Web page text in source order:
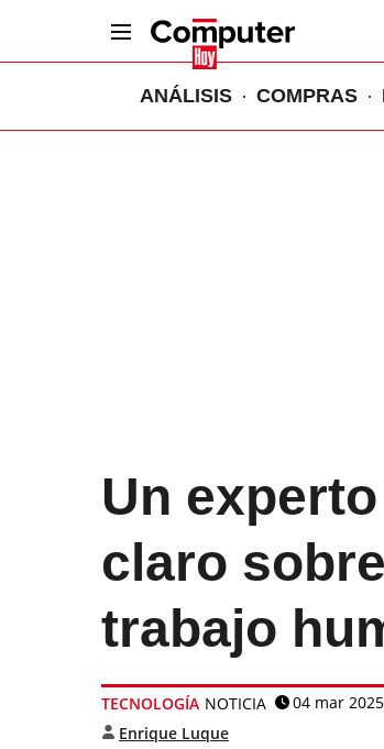
ANÁLISIS COMPRAS
Un
claro
trabajo
TECNOLOGÍA NOTICIA
04 mar
Enrique Luque